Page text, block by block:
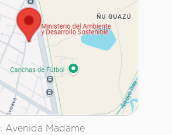
: Avenida Madame